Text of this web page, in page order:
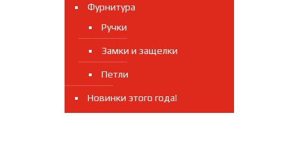
Фурнитура
Ручки
Замки и защелки
Петли
Новинки этого года!